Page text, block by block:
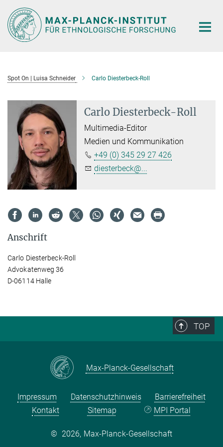
Hauptinhalt
Spot On | Luisa Schneider Carlo Diesterbeck-Roll
Carlo Diesterbeck-Roll
Multimedia-Editor
Medien und Kommunikation
+49 (0) 345 29 27 426
diesterbeck@...
Anschrift
Carlo Diesterbeck-Roll
Advokatenweg 36
D-06114 Halle
TOP
Max-Planck-Gesellschaft
Impressum Datenschutzhinweis
Barrierefreiheit
Kontakt
Sitemap MPI Portal
© 2026, Max-Planck-Gesellschaft